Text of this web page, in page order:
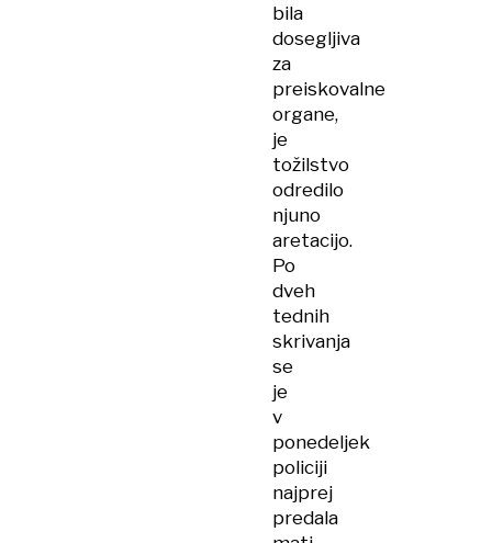
bila
dosegljiva
za
preiskovalne
organe,
je
tožilstvo
odredilo
njuno
aretacijo.
Po
dveh
tednih
skrivanja
se
je
v
ponedeljek
policiji
najprej
predala